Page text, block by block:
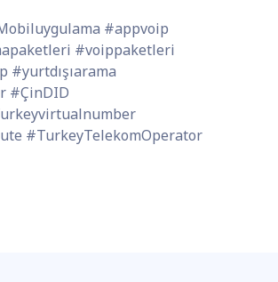
#appvoip
#voippaketleri
#yurtdışıarama
#ÇinDID
#TurkeyTelekomOperator